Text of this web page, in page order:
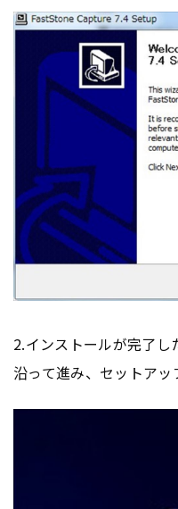
2.インストールが完了し
沿って進み、セットアッ